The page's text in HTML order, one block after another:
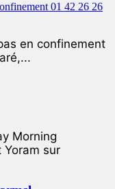
en confinement
Morning
Yoram sur